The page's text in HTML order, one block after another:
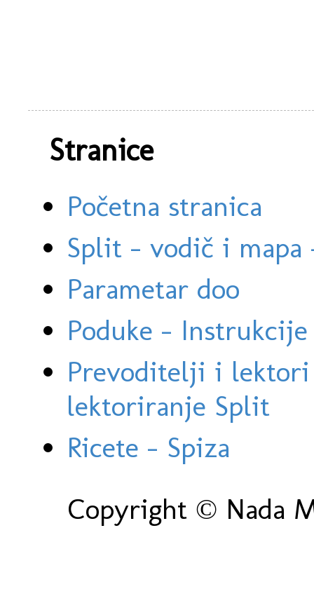
Stranice
Početna stranica
Split - vodič i
Parametar doo
Poduke -
Prevoditelji i
lektoriranje Split
Ricete - Spiza
Copyright © Nada